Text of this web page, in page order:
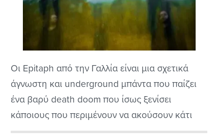
Οι Epitaph από την Γαλλία είναι μια σχετικά
άγνωστη και underground μπάντα που παίζει
ένα βαρύ death doom που ίσως ξενίσει
κάποιους που περιμένουν να ακούσουν κάτι
ανάλογο μιας φινλανδικής μπάντας για